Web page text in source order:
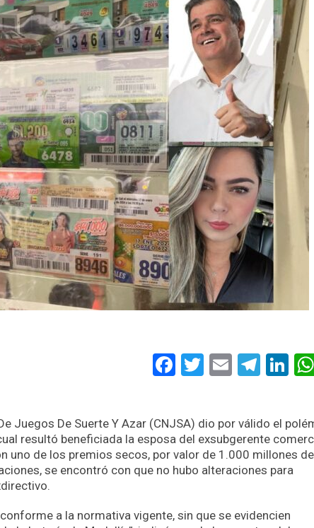
Facebook
Twitter
Email
Juegos De Suerte Y Azar (CNJSA) dio por válido el
resultó beneficiada la esposa del exsubgerente
uno de los premios secos, por valor de 1.000 millones de
se encontró con que no hubo alteraciones para
a la normativa vigente, sin que se evidencien